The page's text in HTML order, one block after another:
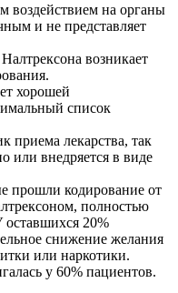
воздействием на органы
и не представляет
возникает
хорошей
список
приема лекарства, так
или внедряется в виде
прошли кодирование от
полностью
оставшихся 20%
снижение желания
или наркотики.
у 60% пациентов.